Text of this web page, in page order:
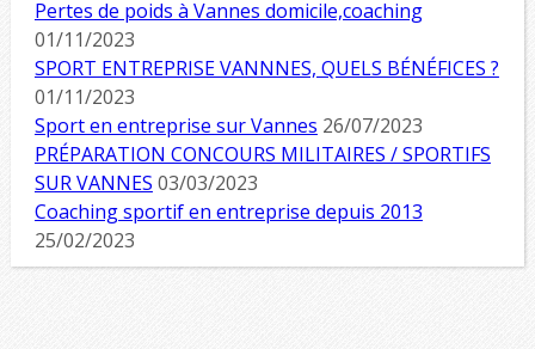
Pertes de poids à Vannes domicile,coaching
01/11/2023
SPORT ENTREPRISE VANNNES, QUELS BÉNÉFICES ?
01/11/2023
Sport en entreprise sur Vannes 26/07/2023
PRÉPARATION CONCOURS MILITAIRES / SPORTIFS
SUR VANNES 03/03/2023
Coaching sportif en entreprise depuis 2013
25/02/2023